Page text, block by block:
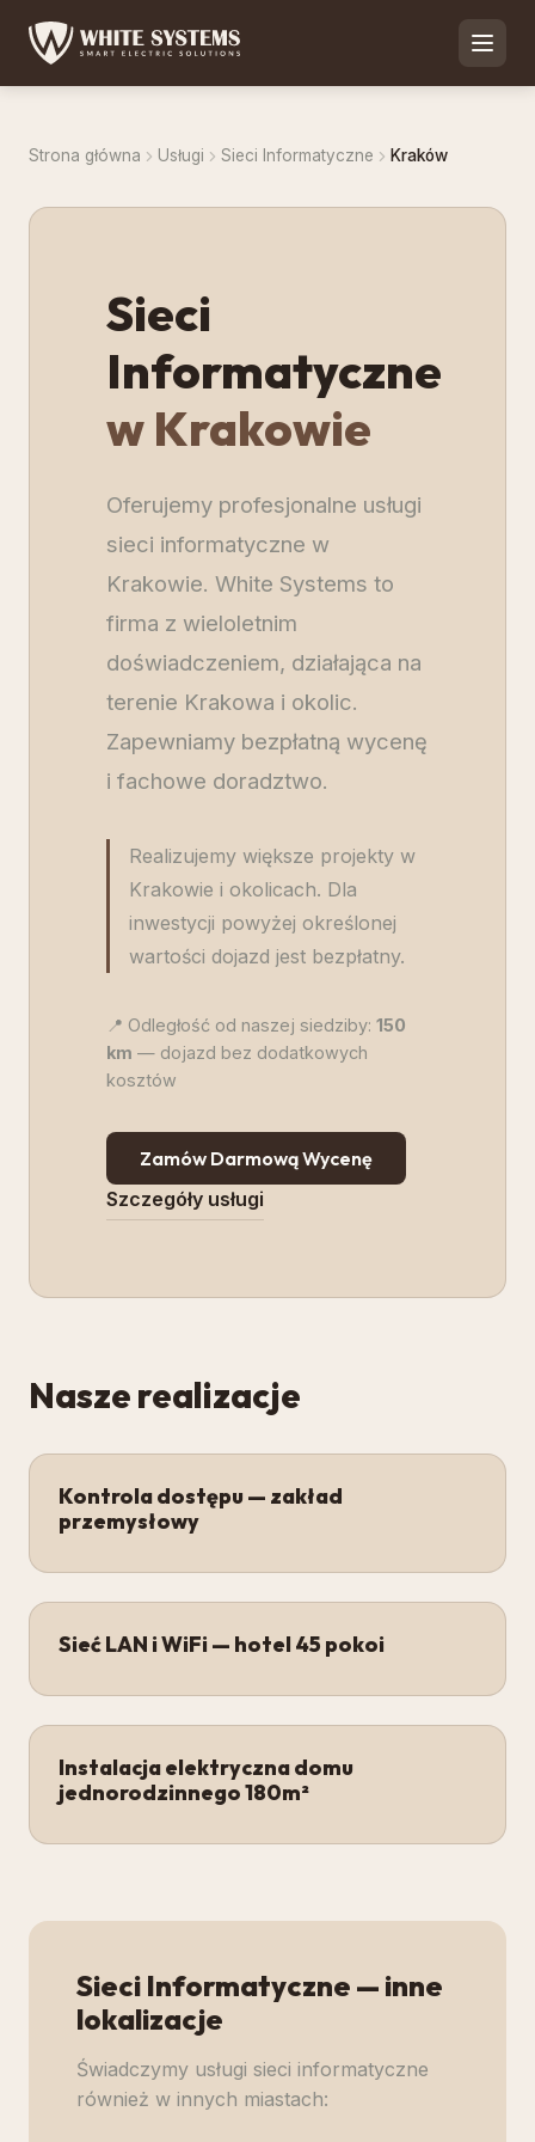
Strona główna Usługi Sieci Informatyczne Kraków
Sieci
Informatyczne
w Krakowie
Oferujemy profesjonalne usługi
sieci informatyczne w
Krakowie. White Systems to
firma z wieloletnim
doświadczeniem, działająca na
terenie Krakowa i okolic.
Zapewniamy bezpłatną wycenę
i fachowe doradztwo.
Realizujemy większe projekty w
Krakowie i okolicach. Dla
inwestycji powyżej określonej
wartości dojazd jest bezpłatny.
📍 Odległość od naszej siedziby: 150
km — dojazd bez dodatkowych
kosztów
Zamów Darmową Wycenę
Szczegóły usługi
Nasze realizacje
Kontrola dostępu — zakład
przemysłowy
Sieć LAN i WiFi — hotel 45 pokoi
Instalacja elektryczna domu
jednorodzinnego 180m²
Sieci Informatyczne — inne
lokalizacje
Świadczymy usługi sieci informatyczne
również w innych miastach: